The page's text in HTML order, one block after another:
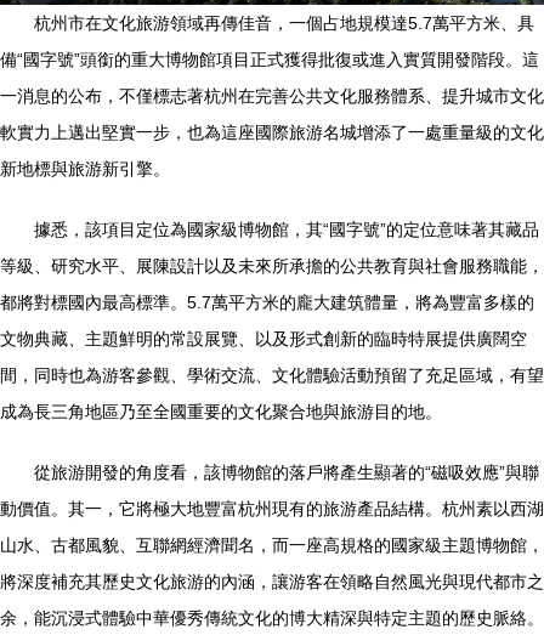
杭州市在文化旅游領域再傳佳音，一個占地規模達5.7萬平方米、具
備“國字號”頭銜的重大博物館項目正式獲得批復或進入實質開發階段。這
一消息的公布，不僅標志著杭州在完善公共文化服務體系、提升城市文化
軟實力上邁出堅實一步，也為這座國際旅游名城增添了一處重量級的文化
新地標與旅游新引擎。
據悉，該項目定位為國家級博物館，其“國字號”的定位意味著其藏品
等級、研究水平、展陳設計以及未來所承擔的公共教育與社會服務職能，
都將對標國內最高標準。5.7萬平方米的龐大建筑體量，將為豐富多樣的
文物典藏、主題鮮明的常設展覽、以及形式創新的臨時特展提供廣闊空
間，同時也為游客參觀、學術交流、文化體驗活動預留了充足區域，有望
成為長三角地區乃至全國重要的文化聚合地與旅游目的地。
從旅游開發的角度看，該博物館的落戶將產生顯著的“磁吸效應”與聯
動價值。其一，它將極大地豐富杭州現有的旅游產品結構。杭州素以西湖
山水、古都風貌、互聯網經濟聞名，而一座高規格的國家級主題博物館，
將深度補充其歷史文化旅游的內涵，讓游客在領略自然風光與現代都市之
余，能沉浸式體驗中華優秀傳統文化的博大精深與特定主題的歷史脈絡。